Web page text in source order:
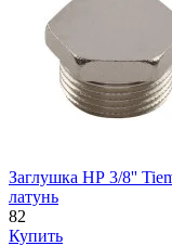
Заглушка НР 3/8''
латунь
82
Купить